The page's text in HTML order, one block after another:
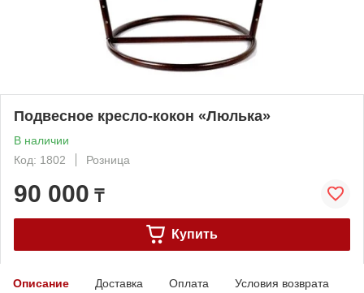
Подвесное кресло-кокон «Люлька»
В наличии
Код: 1802
Розница
90 000 ₸
Купить
Описание Доставка Оплата Условия возврата